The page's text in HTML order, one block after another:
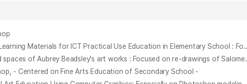
초등학교 ICT 활용 교육을 위한 컴퓨터 학습 교재개발에 관한 연구 : 포토샵 활용을 중심으로 =
오브리 비어즐리의 작품세계에 나타난 선과 여
- Centered on Fine Arts Education of Secondary School -